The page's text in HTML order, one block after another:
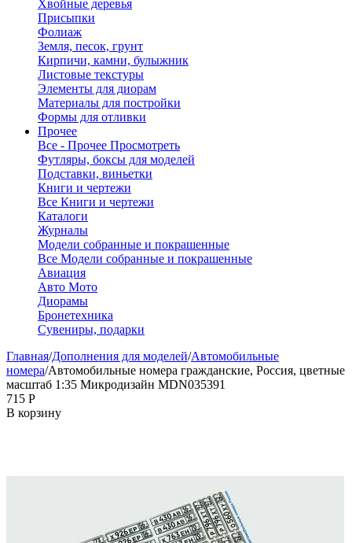
Хвойные деревья
Присыпки
Фолиаж
Земля, песок, грунт
Кирпичи, камни, булыжник
Листовые текстуры
Элементы для диорам
Материалы для постройки
Формы для отливки
Прочее
Все - Прочее Просмотреть
Футляры, боксы для моделей
Подставки, виньетки
Книги и чертежи
Все Книги и чертежи
Каталоги
Журналы
Модели собранные и покрашенные
Все Модели собранные и покрашенные
Авиация
Авто Мото
Диорамы
Бронетехника
Сувениры, подарки
Главная/Дополнения для моделей/Автомобильные
номера/Автомобильные номера гражданские, Россия, цветные
масштаб 1:35 Микродизайн MDN035391
‍715‍ Р
В корзину